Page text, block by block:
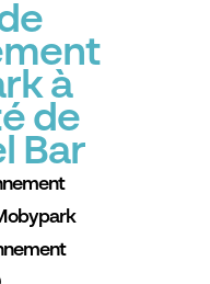
à
de
Bar